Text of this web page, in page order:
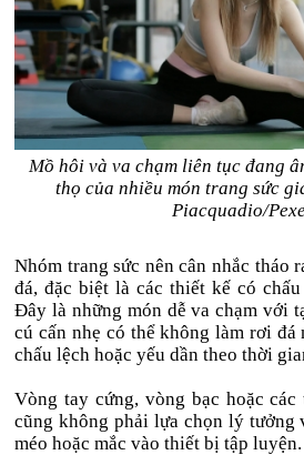
Mồ hôi và va chạm liên tục đang
thọ của nhiều món trang sức
Piacquadio/
Nhóm trang sức nên cân nhắc tháo
đá, đặc biệt là các thiết kế có
Đây là những món dễ va chạm với
cú cấn nhẹ có thể không làm rơi đá
chấu lệch hoặc yếu dần theo thời
Vòng tay cứng, vòng bạc hoặc
cũng không phải lựa chọn lý tưởng
méo hoặc mắc vào thiết bị tập luyện.